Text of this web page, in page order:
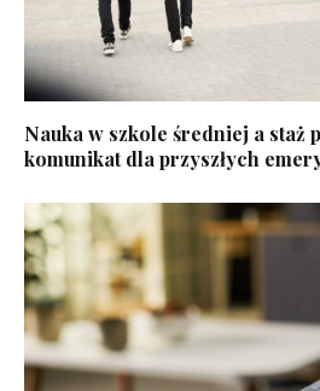
Nauka w szkole średniej a staż
komunikat dla przyszłych